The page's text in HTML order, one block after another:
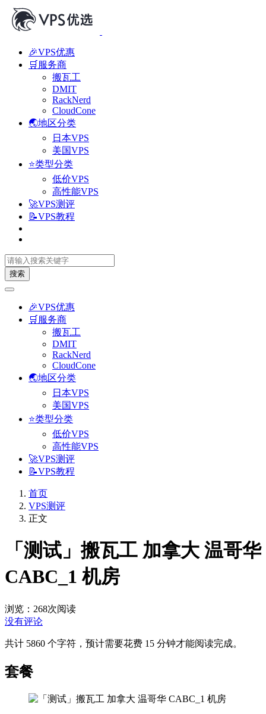
🎉VPS优惠
🛒服务商
搬瓦工
DMIT
RackNerd
CloudCone
🌏地区分类
日本VPS
美国VPS
⭐类型分类
低价VPS
高性能VPS
🚀VPS测评
📝VPS教程
搜索
🎉VPS优惠
🛒服务商
搬瓦工
DMIT
RackNerd
CloudCone
🌏地区分类
日本VPS
美国VPS
⭐类型分类
低价VPS
高性能VPS
🚀VPS测评
📝VPS教程
首页
VPS测评
正文
「测试」搬瓦工 加拿大 温哥华
CABC_1 机房
浏览：268次阅读
没有评论
共计 5860 个字符，预计需要花费 15 分钟才能阅读完成。
套餐